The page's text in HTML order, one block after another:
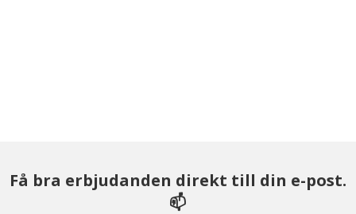
Få bra erbjudanden direkt till din e-post.
📫